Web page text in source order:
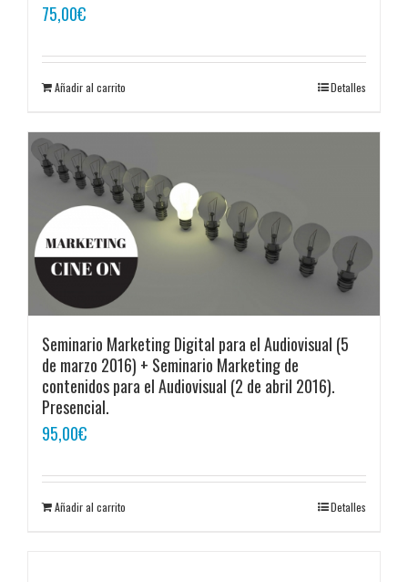
75,00€
Añadir al carrito Detalles
Seminario Marketing Digital para el Audiovisual (5
de marzo 2016) + Seminario Marketing de
contenidos para el Audiovisual (2 de abril 2016).
Presencial.
95,00€
Añadir al carrito Detalles